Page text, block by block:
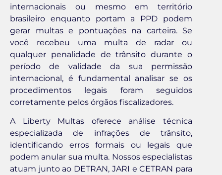
internacionais ou mesmo em território
brasileiro enquanto portam a PPD podem
gerar multas e pontuações na carteira. Se
você recebeu uma multa de radar ou
qualquer penalidade de trânsito durante o
período de validade da sua permissão
internacional, é fundamental analisar se os
procedimentos legais foram seguidos
corretamente pelos órgãos fiscalizadores.
A Liberty Multas oferece análise técnica
especializada de infrações de trânsito,
identificando erros formais ou legais que
podem anular sua multa. Nossos especialistas
atuam junto ao DETRAN, JARI e CETRAN para